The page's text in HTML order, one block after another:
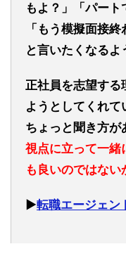
もよ？」「パート
「もう模擬面接
と言いたくなるよ
正社員を志望する
ようとしてくれて
ちょっと聞き方が
視点に立って一緒
も良いのではない
▶︎転職エージェン